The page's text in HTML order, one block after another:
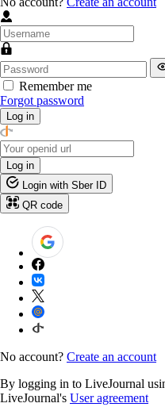
Remember me
Forgot password
Log in
Log in
Login with Sber ID
QR code
No account? Create an account
By logging in to LiveJournal
LiveJournal's User agreement